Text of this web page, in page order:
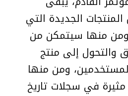
الجديدة التي
منها سيتمكن من
والتحول إلى منتج
ومن منها
في سجلات تاريخ